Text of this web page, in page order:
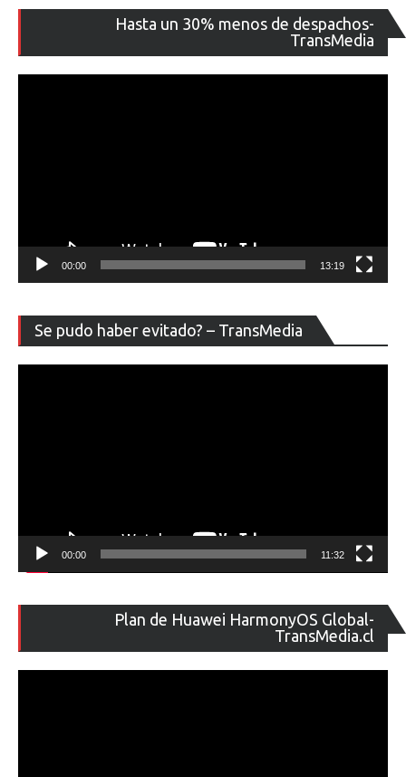
Hasta un 30% menos de despachos-
TransMedia
de
00:00 13:19
Se pudo haber evitado? – TransMedia
de
00:00 11:32
Plan de Huawei HarmonyOS Global-
TransMedia.cl
de